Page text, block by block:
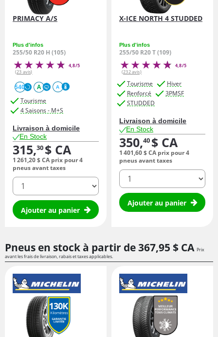
PRIMACY A/S
Plus d'infos
255/50 R20 H (105)
4,8/5
(23 avis)
540 A A
Tourisme
4 Saisons - M+S
Livraison à domicile
En Stock
315,30 $ CA
1 261,20$ CA prix pour 4
pneus avant taxes
quantité
Ajouter au panier
X-ICE NORTH 4 STUDDED
Plus d'infos
255/50 R20 T (109)
4,8/5
(232 avis)
Tourisme
Hiver
Renforcé
3PMSF
STUDDED
Livraison à domicile
En Stock
350,40 $ CA
1 401,60$ CA prix pour 4
pneus avant taxes
quantité
Ajouter au panier
Pneus en stock à partir de367,95 $ CA Prix
avant les frais de livraison, rabais et taxes applicables.